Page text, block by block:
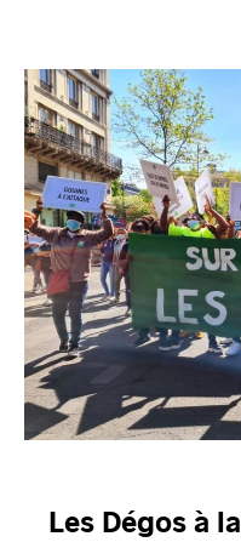
Les Dégos à